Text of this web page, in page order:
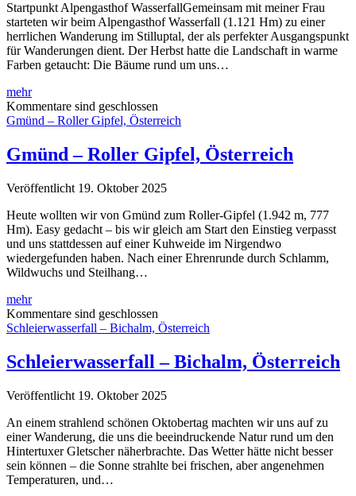
Startpunkt Alpengasthof WasserfallGemeinsam mit meiner Frau
starteten wir beim Alpengasthof Wasserfall (1.121 Hm) zu einer
herrlichen Wanderung im Stilluptal, der als perfekter Ausgangspunkt
für Wanderungen dient. Der Herbst hatte die Landschaft in warme
Farben getaucht: Die Bäume rund um uns…
mehrStilluptal
–
Grüne
Österreich
Kommentare sind geschlossen
Gmünd – Roller Gipfel, Österreich
Gmünd – Roller Gipfel, Österreich
Veröffentlicht 19. Oktober 2025
Heute wollten wir von Gmünd zum Roller-Gipfel (1.942 m, 777
Hm). Easy gedacht – bis wir gleich am Start den Einstieg verpasst
und uns stattdessen auf einer Kuhweide im Nirgendwo
wiedergefunden haben. Nach einer Ehrenrunde durch Schlamm,
Wildwuchs und Steilhang…
mehrGmünd
–
Roller
Österreich
Kommentare sind geschlossen
Schleierwasserfall – Bichalm, Österreich
Schleierwasserfall – Bichalm, Österreich
Veröffentlicht 19. Oktober 2025
An einem strahlend schönen Oktobertag machten wir uns auf zu
einer Wanderung, die uns die beeindruckende Natur rund um den
Hintertuxer Gletscher näherbrachte. Das Wetter hätte nicht besser
sein können – die Sonne strahlte bei frischen, aber angenehmen
Temperaturen, und…